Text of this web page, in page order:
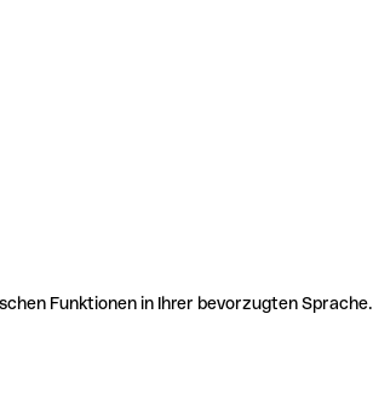
Funktionen in Ihrer bevorzugten Sprache.